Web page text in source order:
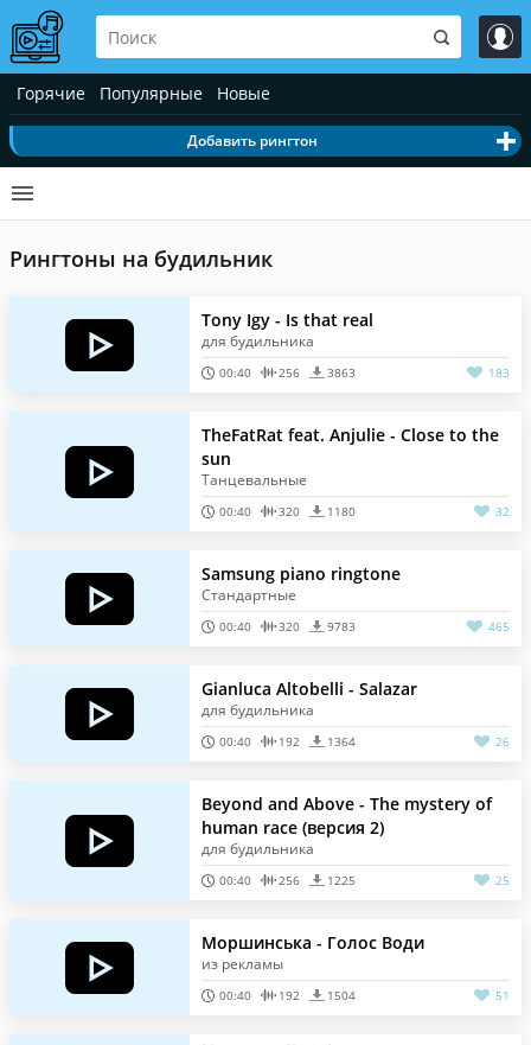
Горячие Популярные Новые
Добавить рингтон
Рингтоны на будильник
Tony Igy - Is that real
для будильника
00:40 256 3863 183
TheFatRat feat. Anjulie - Close to the
sun
Танцевальные
00:40 320 1180 32
Samsung piano ringtone
Стандартные
00:40 320 9783 465
Gianluca Altobelli - Salazar
для будильника
00:40 192 1364 26
Beyond and Above - The mystery of
human race (версия 2)
для будильника
00:40 256 1225 25
Моршинська - Голос Води
из рекламы
00:40 192 1504 51